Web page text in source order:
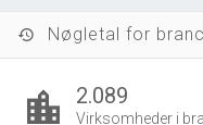
history
location_city 2.089
Virksomheder i